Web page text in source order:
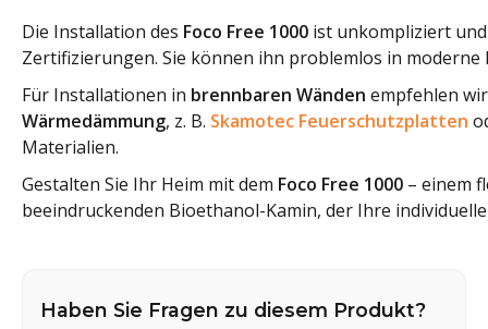
Die Installation des Foco Free 1000 ist unkompliziert
Zertifizierungen. Sie können ihn problemlos in
Für Installationen in brennbaren Wänden empfehlen
Wärmedämmung, z. B. Skamotec Feuerschutzplatten
Materialien.
Gestalten Sie Ihr Heim mit dem Foco Free 1000 – einem
beeindruckenden Bioethanol-Kamin, der Ihre
Haben Sie Fragen zu diesem Produkt?